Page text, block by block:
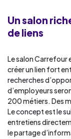
Un salon
de liens
Le salon Carrefour
créer un lien fort
recherches
d’employeurs
200 métiers. Des
Le concept est le
entretiens
le partage